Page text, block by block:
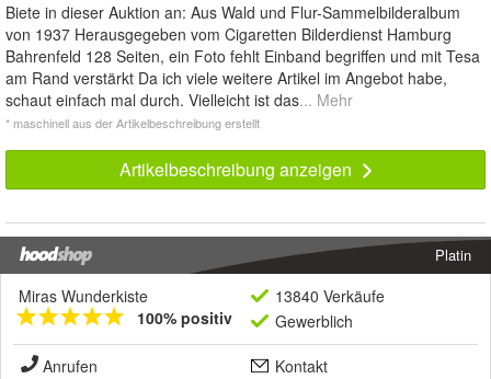
Biete in dieser Auktion an: Aus Wald und Flur-Sammelbilderalbum
von 1937 Herausgegeben vom Cigaretten Bilderdienst Hamburg
Bahrenfeld 128 Seiten, ein Foto fehlt Einband begriffen und mit Tesa
am Rand verstärkt Da ich viele weitere Artikel im Angebot habe,
schaut einfach mal durch. Vielleicht ist das... Mehr
* maschinell aus der Artikelbeschreibung erstellt
Artikelbeschreibung anzeigen
Platin
Miras Wunderkiste
100% positiv
13840 Verkäufe
Gewerblich
Anrufen
Kontakt